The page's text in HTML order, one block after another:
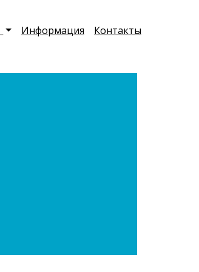
Информация Контакты